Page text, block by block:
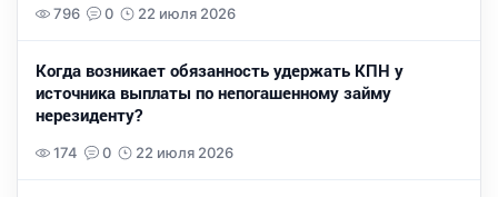
796 0 22 июля 2026
Когда возникает обязанность удержать КПН у
источника выплаты по непогашенному займу
нерезиденту?
174 0 22 июля 2026